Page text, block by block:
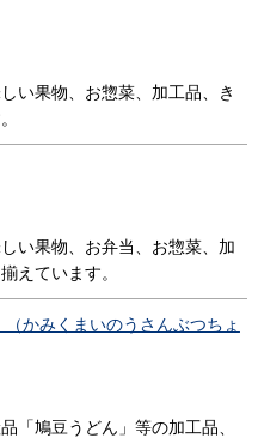
い果物、お惣菜、加工品、き
い果物、お弁当、お惣菜、加
えています。
かみくまいのうさんぶつちょ
「鳩豆うどん」等の加工品、